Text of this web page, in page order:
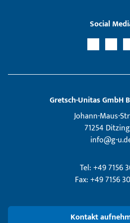
Social
Gretsch­-Unitas GmbH
Johann-Maus-
71254
info@g-
Tel: +49 7156
Fax: +49 7156
Kontakt